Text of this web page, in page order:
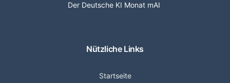
Der Deutsche KI Monat mAI
Nützliche Links
Startseite